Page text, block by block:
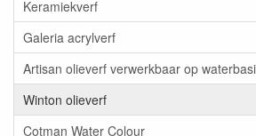
Keramiekverf
Galeria acrylverf
Artisan olieverf verwerkbaar op
Winton olieverf
Cotman Water Colour